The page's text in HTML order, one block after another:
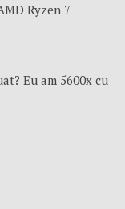
Ryzen 7
Eu am 5600x cu